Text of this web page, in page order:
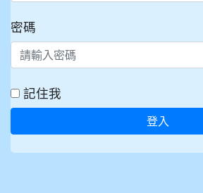
密碼
記住我
登入